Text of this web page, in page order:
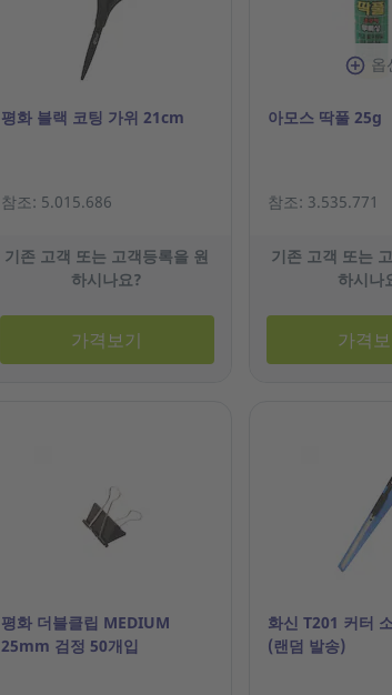
평화 블랙 코팅 가위 21cm
참조: 5.015.686
기존 고객 또는 고객등록을 원
하시나요?
가격보기
옵
아모스 딱풀 25g
참조: 3.535.771
기존 고객 또는
하시나
가격
평화 더블클립 MEDIUM
25mm 검정 50개입
화신 T201 커터
(랜덤 발송)